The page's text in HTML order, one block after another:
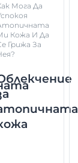
Мога Да
Кожа И Да
Грижа За